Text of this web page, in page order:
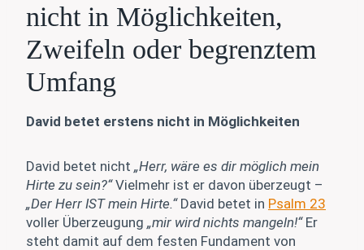
nicht in Möglichkeiten,
Zweifeln oder begrenztem
Umfang
David betet erstens nicht in Möglichkeiten
David betet nicht „Herr, wäre es dir möglich mein
Hirte zu sein?“Vielmehr ist er davon überzeugt –
„Der Herr IST mein Hirte.“David betet in Psalm 23
voller Überzeugung „mir wird nichts mangeln!“Er
steht damit auf dem festen Fundament von